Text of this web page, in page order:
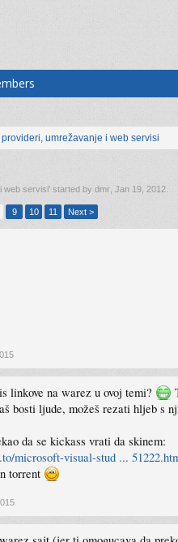
provideri, umrežavanje i web servisi
web servisi' started by dmr Jan 19, 2012
9 10 11 Next >
linkove na warez u ovoj temi?
bosti ljude, možeš rezati hljeb s
da se kickass vrati da skinem:
microsoft-visual-stud ...
torrent